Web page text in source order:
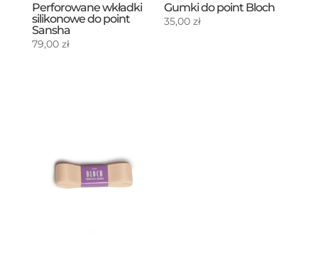
Perforowane wkładki
silikonowe do point
Sansha
79,00 zł
Gumki do point Bloch
35,00zł